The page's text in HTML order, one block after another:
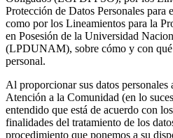
Protección de Datos Personales
como por los Lineamientos para la
en Posesión de la Universidad
(LPDUNAM), sobre cómo y con
personal.
Al proporcionar sus datos
Atención a la Comunidad (en lo
entendido que está de acuerdo con
finalidades del tratamiento de los
procedimiento que ponemos a su